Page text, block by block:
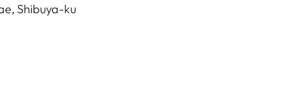
Shibuya-ku